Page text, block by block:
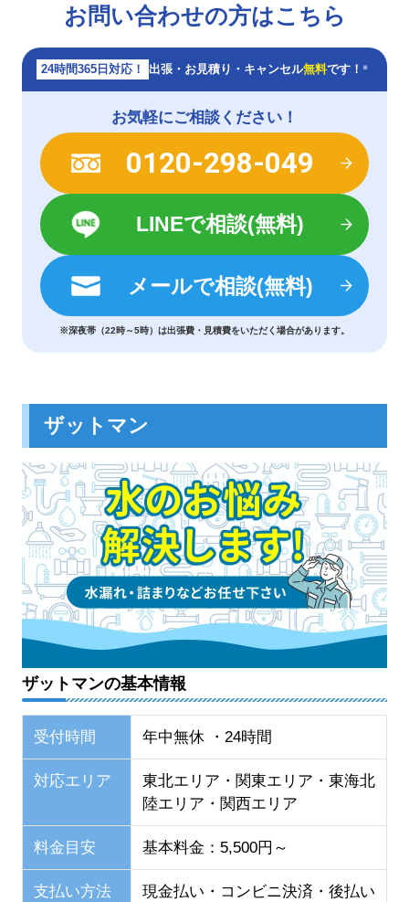
お問い合わせの方はこちら
24時間365日対応！ 出張・お見積り・キャンセル無料です！ ※
お気軽にご相談ください！
0120-298-049
LINEで相談(無料)
メールで相談(無料)
※深夜帯（22時～5時）は出張費・見積費をいただく場合があります。
ザットマン
ザットマンの基本情報
受付時間 年中無休 ・24時間
対応エリア
東北エリア・関東エリア・東海北
陸エリア・関西エリア
料金目安 基本料金：5,500円～
支払い方法
現金払い・コンビニ決済・後払い